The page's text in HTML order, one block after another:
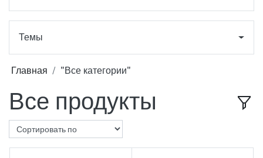
Темы
Главная "Все категории"
Все продукты